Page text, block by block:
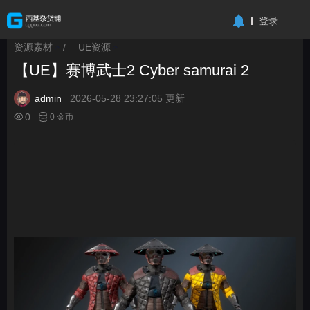
登录
资源素材 / UE资源
【UE】赛博武士2 Cyber samurai 2
admin
2026-05-28 23:27:05 更新
0
0 金币